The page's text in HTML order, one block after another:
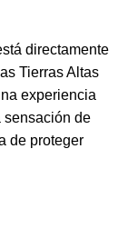
directamente
Tierras Altas
experiencia
sensación de
de proteger